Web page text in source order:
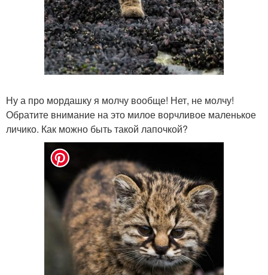
Ну а про мордашку я молчу вообще! Нет, не молчу!
Обратите внимание на это милое ворчливое маленькое
личико. Как можно быть такой лапочкой?